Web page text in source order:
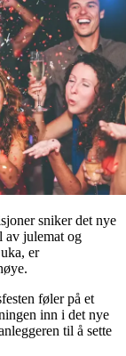
sniker det nye
av julemat og
er
føler på et
inn i det nye
til å sette